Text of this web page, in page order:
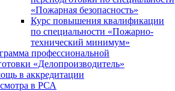
«Пожарная безопасность»
Курс повышения квалификации
по специальности «Пожарно-
технический минимум»
профессиональной
«Делопроизводитель»
в аккредитации
в РСА